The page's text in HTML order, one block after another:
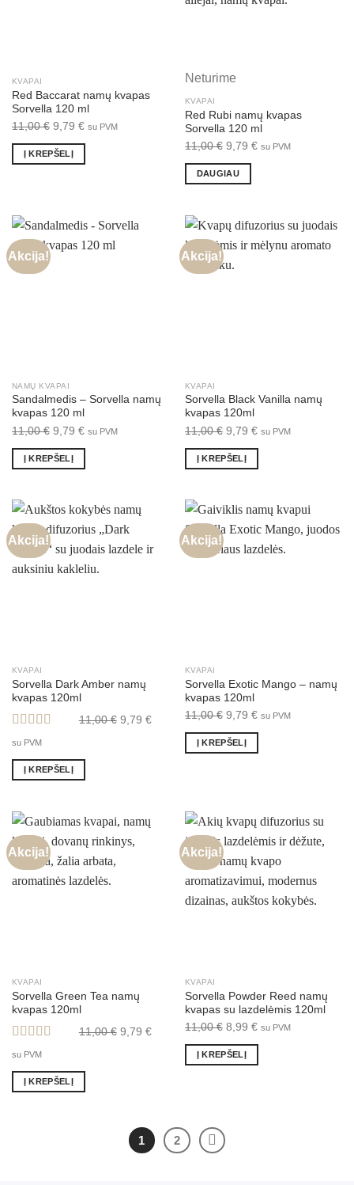
KVAPAI
Red Baccarat namų kvapas
Sorvella 120 ml
11,00€ Original
price
was:
9,79 €Current
price
su PVM
Į KREPŠELĮ
Neturime
KVAPAI
Red Rubi namų kvapas
Sorvella 120 ml
11,00€ Original
price
was:
9,79 €Current
su PVM
DAUGIAU
Akcija!
NAMŲ KVAPAI
Sandalmedis – Sorvella namų
kvapas 120 ml
11,00€ Original
price
was:
9,79 €Current
price
su PVM
Į KREPŠELĮ
Akcija!
KVAPAI
Sorvella Black Vanilla namų
kvapas 120ml
11,00€ Original
price
was:
9,79 €Current
price
su PVM
Į KREPŠELĮ
Akcija!
KVAPAI
Sorvella Dark Amber namų
kvapas 120ml
Įvertinimas:
11,00€ Original
9,79 €Current
su PVM
Į KREPŠELĮ
Akcija!
KVAPAI
Sorvella Exotic Mango – namų
kvapas 120ml
11,00€ Original
price
was:
9,79 €Current
price
su PVM
Į KREPŠELĮ
Akcija!
KVAPAI
Sorvella Green Tea namų
kvapas 120ml
Įvertinimas:
11,00€ Original
9,79 €Current
su PVM
Į KREPŠELĮ
Akcija!
KVAPAI
Sorvella Powder Reed namų
kvapas su lazdelėmis 120ml
11,00€ Original
price
was:
8,99 €Current
price
su PVM
Į KREPŠELĮ
1 2